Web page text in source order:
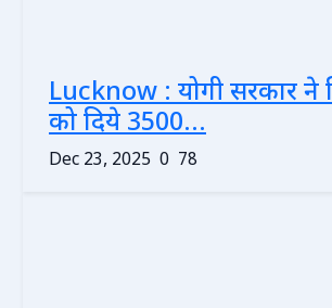
Lucknow : योगी सरकार ने
को दिये 3500...
Dec 23, 2025 0 78